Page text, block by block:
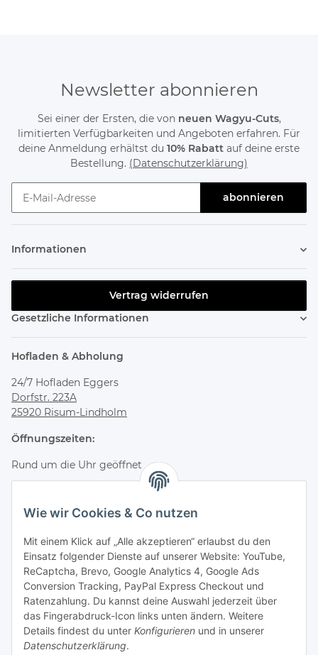
Wie wir Cookies & Co nutzen
Mit einem Klick auf „Alle akzeptieren“ erlaubst du den
Einsatz folgender Dienste auf unserer Website: YouTube,
ReCaptcha, Brevo, Google Analytics 4, Google Ads
Conversion Tracking, PayPal Express Checkout und
Ratenzahlung. Du kannst deine Auswahl jederzeit über
das Fingerabdruck-Icon links unten ändern. Weitere
Details findest du unter Konfigurieren und in unserer
Datenschutzerklärung.
Newsletter abonnieren
Sei einer der Ersten, die von neuen Wagyu-Cuts,
limitierten Verfügbarkeiten und Angeboten erfahren. Für
deine Anmeldung erhältst du 10% Rabatt auf deine erste
Bestellung. (Datenschutzerklärung)
abonnieren
Informationen
Vertrag widerrufen
Gesetzliche Informationen
Hofladen & Abholung
24/7 Hofladen Eggers
Dorfstr. 223A
25920 Risum-Lindholm
Öffnungszeiten:
Rund um die Uhr geöffnet
Bestelle online und hole deine Bestellung jederzeit flexibel
im Hofladen ab.
Telefon
+49 (0) 4661 2875
E-Mail
info@wagyuzucht-nordfriesland.de
Folge uns